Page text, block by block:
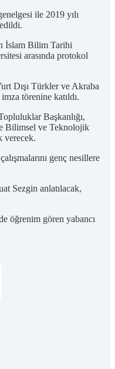
ile 2019 yılı
İslam Bilim Tarihi
arasında protokol
Dışı Türkler ve Akraba
törenine katıldı.
Başkanlığı,
Bilimsel ve Teknolojik
verecek.
genç nesillere
Sezgin anlatılacak,
öğrenim gören yabancı